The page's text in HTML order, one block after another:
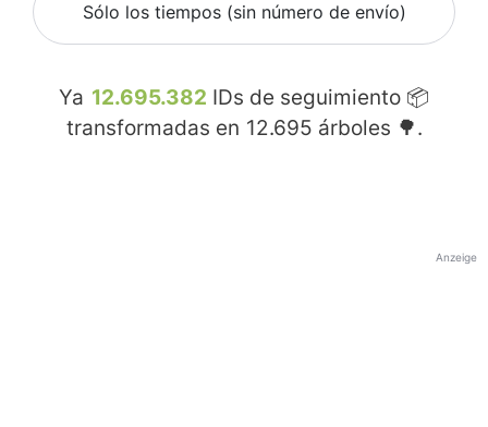
Sólo los tiempos (sin número de envío)
Ya 12.695.382 IDs de seguimiento 📦
transformadas en 12.695 árboles 🌳.
Anzeige